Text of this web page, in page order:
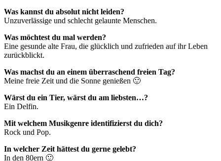
Was kannst du absolut nicht leiden?
Unzuverlässige und schlecht gelaunte Menschen.
Was möchtest du mal werden?
Eine gesunde alte Frau, die glücklich und zufrieden auf ihr Leben
zurückblickt.
Was machst du an einem überraschend freien Tag?
Meine freie Zeit und die Sonne genießen 🙂
Wärst du ein Tier, wärst du am liebsten…?
Ein Delfin.
Mit welchem Musikgenre identifizierst du dich?
Rock und Pop.
In welcher Zeit hättest du gerne gelebt?
In den 80ern 🙂